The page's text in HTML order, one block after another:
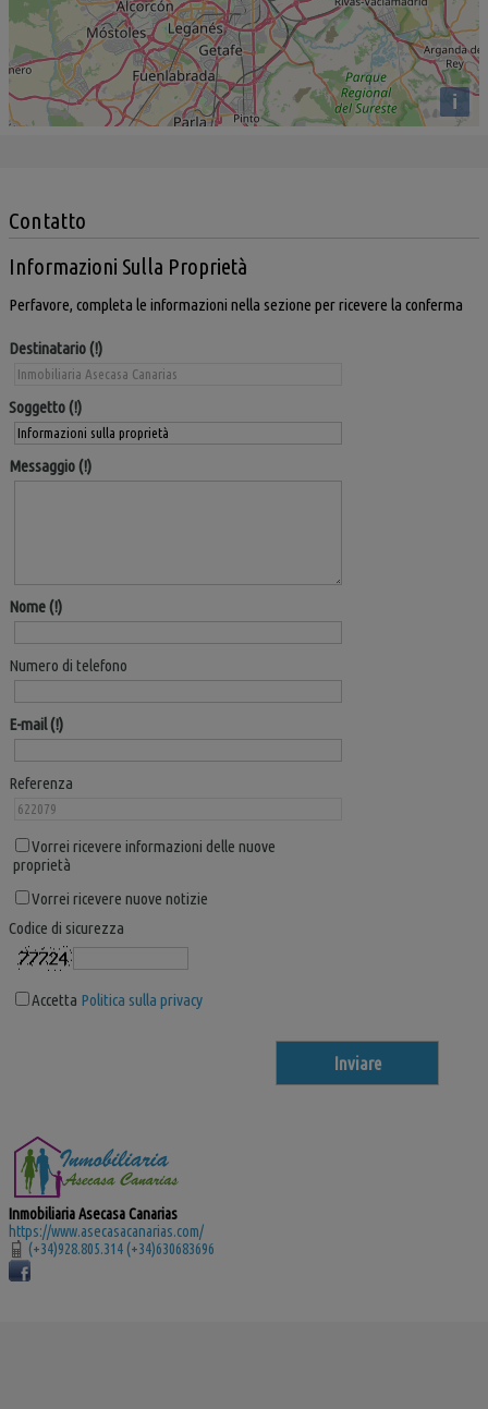
i
Contatto
Informazioni Sulla Proprietà
Perfavore, completa le informazioni nella sezione per ricevere la conferma
Destinatario
Soggetto
Messaggio
Nome
Numero di telefono
E-mail
Referenza
Vorrei ricevere informazioni delle nuove
proprietà
Vorrei ricevere nuove notizie
Codice di sicurezza
Accetta Politica sulla privacy
Inmobiliaria Asecasa Canarias
https://www.asecasacanarias.com/
(+34)928.805.314 (+34)630683696